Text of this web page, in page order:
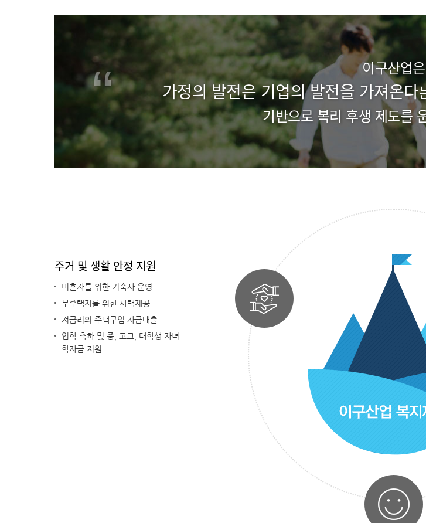
이구산업은
가정의 발전은 기업의 발전을 가져온다
기반으로 복리 후생 제도를
주거 및 생활 안정 지원
미혼자를 위한 기숙사 운영
무주택자를 위한 사택제공
저금리의 주택구입 자금대출
입학 축하 및 중, 고교, 대학생 자녀
학자금 지원